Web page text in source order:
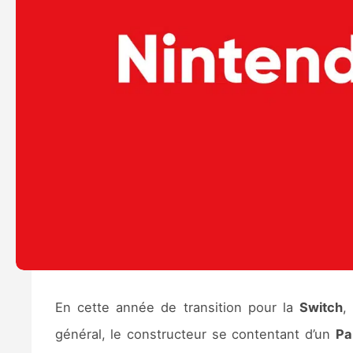
En cette année de transition pour laSwitch,
général, le constructeur se contentant d’un